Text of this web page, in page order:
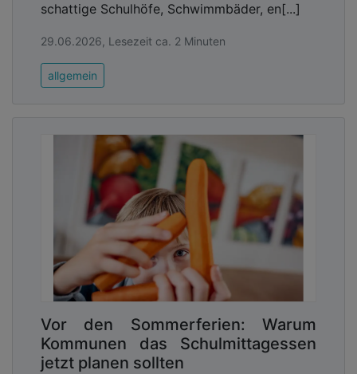
schattige Schulhöfe, Schwimmbäder, en[...]
29.06.2026, Lesezeit ca. 2 Minuten
allgemein
Vor den Sommerferien: Warum
Kommunen das Schulmittagessen
jetzt planen sollten